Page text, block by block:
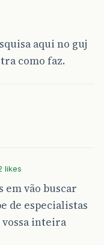
aqui no guj
como faz.
likes
em vão buscar
de especialistas
inteira